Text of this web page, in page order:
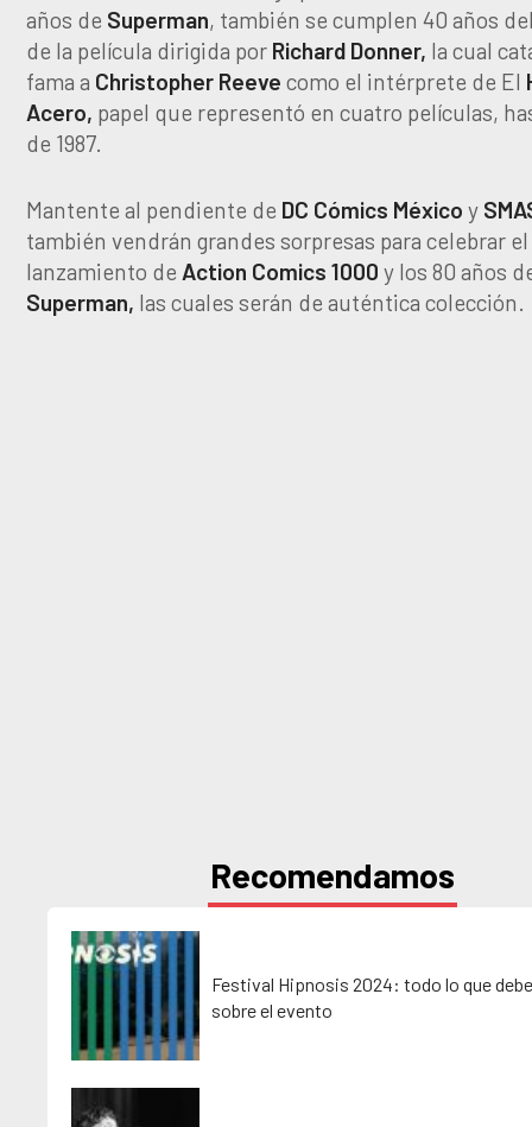
años de Superman, también se cumplen 40 años
de la película dirigida por Richard Donner, la cual
fama a Christopher Reeve como el intérprete de El
Acero, papel que representó en cuatro películas,
de 1987.
Mantente al pendiente de DC Cómics México y
también vendrán grandes sorpresas para celebrar el
lanzamiento de Action Comics 1000 y los 80 años
Superman, las cuales serán de auténtica colección.
Recomendamos
Festival Hipnosis 2024: todo lo que
sobre el evento